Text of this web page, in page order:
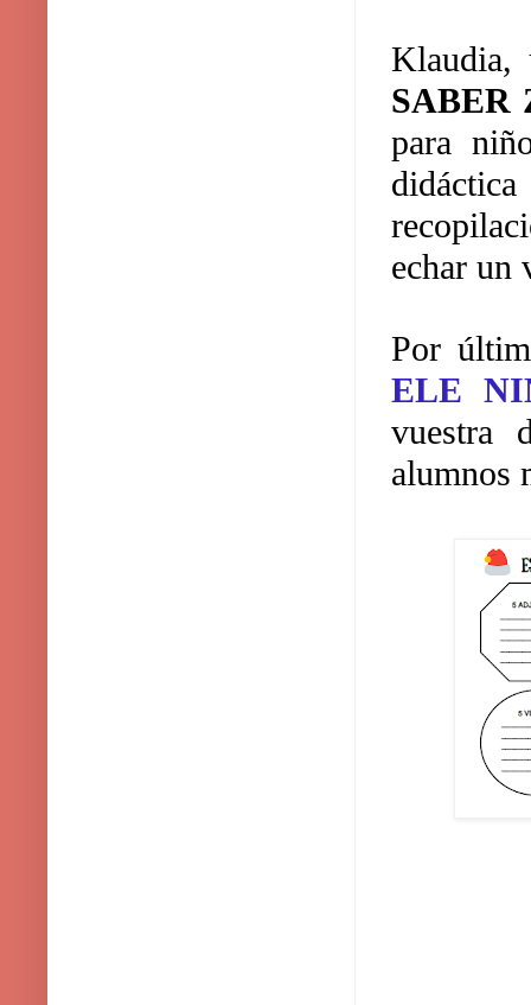
Klaudia,
SABER
para
didáctica
echar un
Por
ELE
vuestra
alumnos